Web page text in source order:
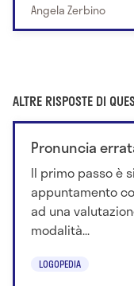
Angela Zerbino
ALTRE RISPOSTE DI
Pronuncia
Il primo passo è
appuntamento
ad una
modalità...
LOGOPEDIA